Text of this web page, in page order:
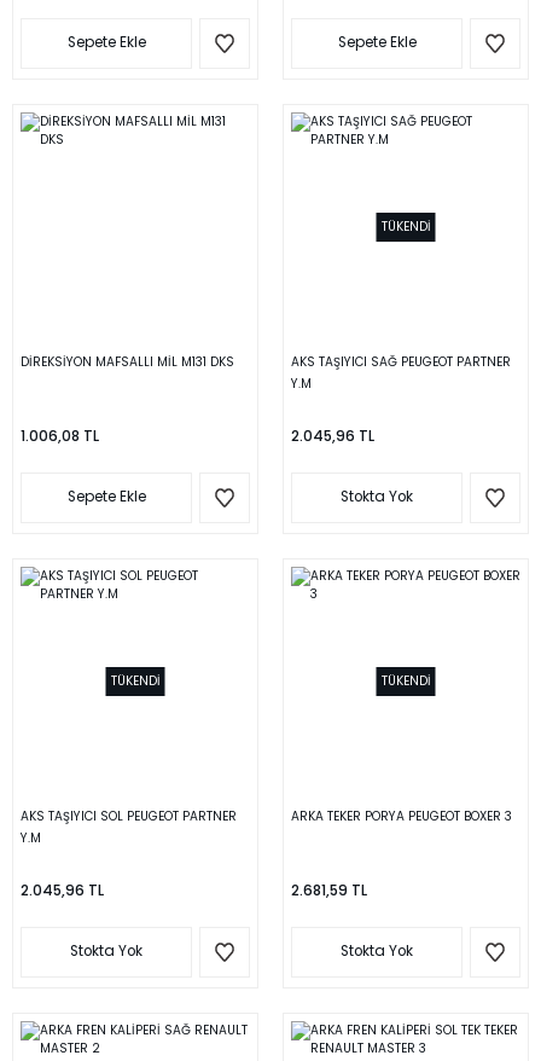
Sepete Ekle Sepete Ekle
DİREKSİYON MAFSALLI MİL M131 DKS
1.006,08 TL
Sepete Ekle
TÜKENDİ
AKS TAŞIYICI SAĞ PEUGEOT PARTNER
Y.M
2.045,96 TL
Stokta Yok
TÜKENDİ
AKS TAŞIYICI SOL PEUGEOT PARTNER
Y.M
2.045,96 TL
Stokta Yok
TÜKENDİ
ARKA TEKER PORYA PEUGEOT BOXER 3
2.681,59 TL
Stokta Yok